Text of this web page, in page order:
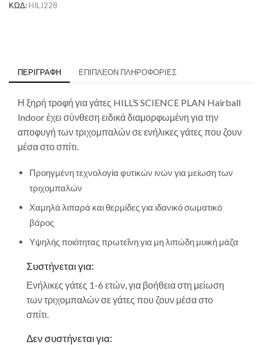
ΚΩΔ: HILJ228
ΠΕΡΙΓΡΑΦΉ ΕΠΙΠΛΈΟΝ ΠΛΗΡΟΦΟΡΊΕΣ
Η ξηρή τροφή για γάτες HILL’S SCIENCE PLAN Hairball
Indoor έχει σύνθεση ειδικά διαμορφωμένη για την
αποφυγή των τριχομπαλών σε ενήλικες γάτες που ζουν
μέσα στο σπίτι.
Προηγμένη τεχνολογία φυτικών ινών για μείωση των
τριχομπαλών
Χαμηλά λιπαρά και θερμίδες για ιδανικό σωματικό
βάρος
Υψηλής ποιότητας πρωτεΐνη για μη λιπώδη μυική μάζα
Συστήνεται για:
Ενήλικες γάτες 1-6 ετών, για βοήθεια στη μείωση
των τριχομπαλών σε γάτες που ζουν μέσα στο
σπίτι.
Δεν συστήνεται για: